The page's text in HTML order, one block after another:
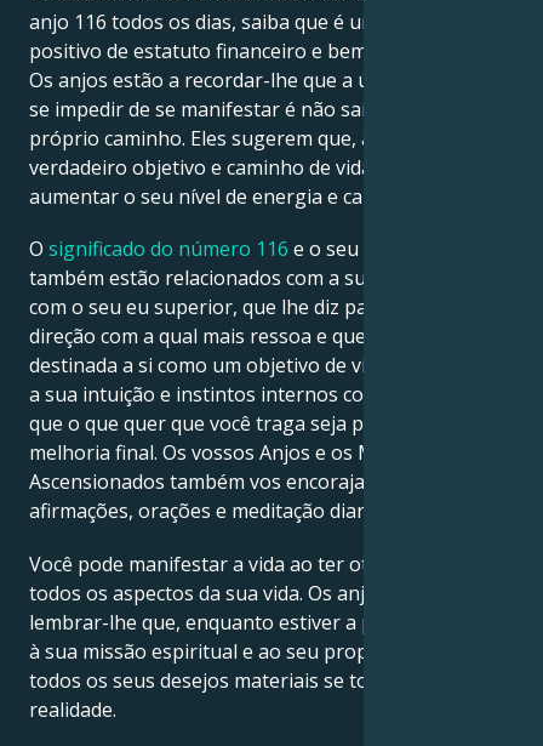
anjo 116 todos os dias, saiba que é um símbolo
positivo de estatuto financeiro e bem-estar material.
Os anjos estão a recordar-lhe que a única forma de
se impedir de se manifestar é não sair do seu
próprio caminho. Eles sugerem que, ao seguir o seu
verdadeiro objetivo e caminho de vida, pode também
aumentar o seu nível de energia e capacidade.
O significado do número 116 e o seu simbolismo
também estão relacionados com a sua voz interior e
com o seu eu superior, que lhe diz para seguir a
direção com a qual mais ressoa e que sente que é
destinada a si como um objetivo de vida. Agora, tente
a sua intuição e instintos internos como guia para
que o que quer que você traga seja para o seu bem e
melhoria final. Os vossos Anjos e os Mestres
Ascensionados também vos encorajam a usar
afirmações, orações e meditação diariamente.
Você pode manifestar a vida ao ter otimismo em
todos os aspectos da sua vida. Os anjos querem
lembrar-lhe que, enquanto estiver a prestar atenção
à sua missão espiritual e ao seu propósito de vida,
todos os seus desejos materiais se tornarão
realidade.